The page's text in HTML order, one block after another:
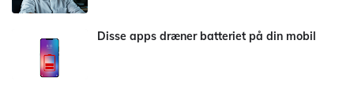
Disse apps dræner batteriet på din mobil